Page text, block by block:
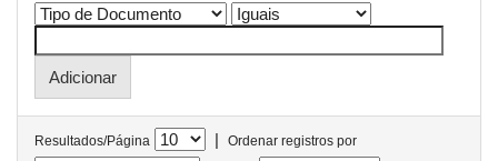
Resultados/Página |
Ordenar registros por